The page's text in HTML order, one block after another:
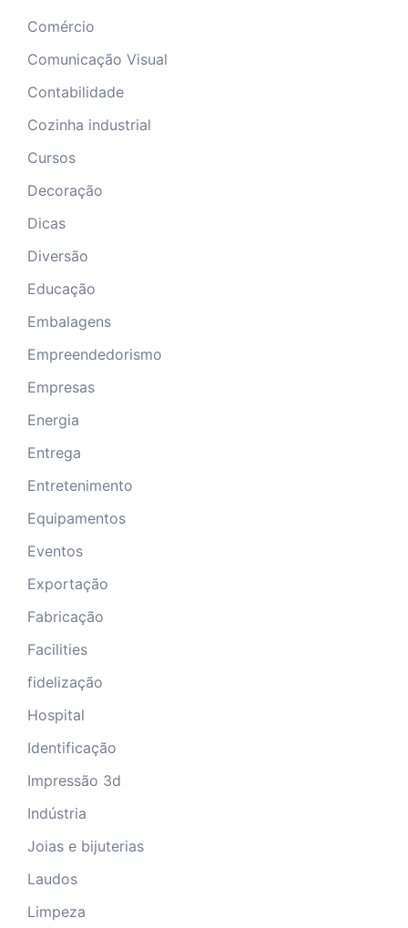
Comércio
Comunicação Visual
Contabilidade
Cozinha industrial
Cursos
Decoração
Dicas
Diversão
Educação
Embalagens
Empreendedorismo
Empresas
Energia
Entrega
Entretenimento
Equipamentos
Eventos
Exportação
Fabricação
Facilities
fidelização
Hospital
Identificação
Impressão 3d
Indústria
Joias e bijuterias
Laudos
Limpeza